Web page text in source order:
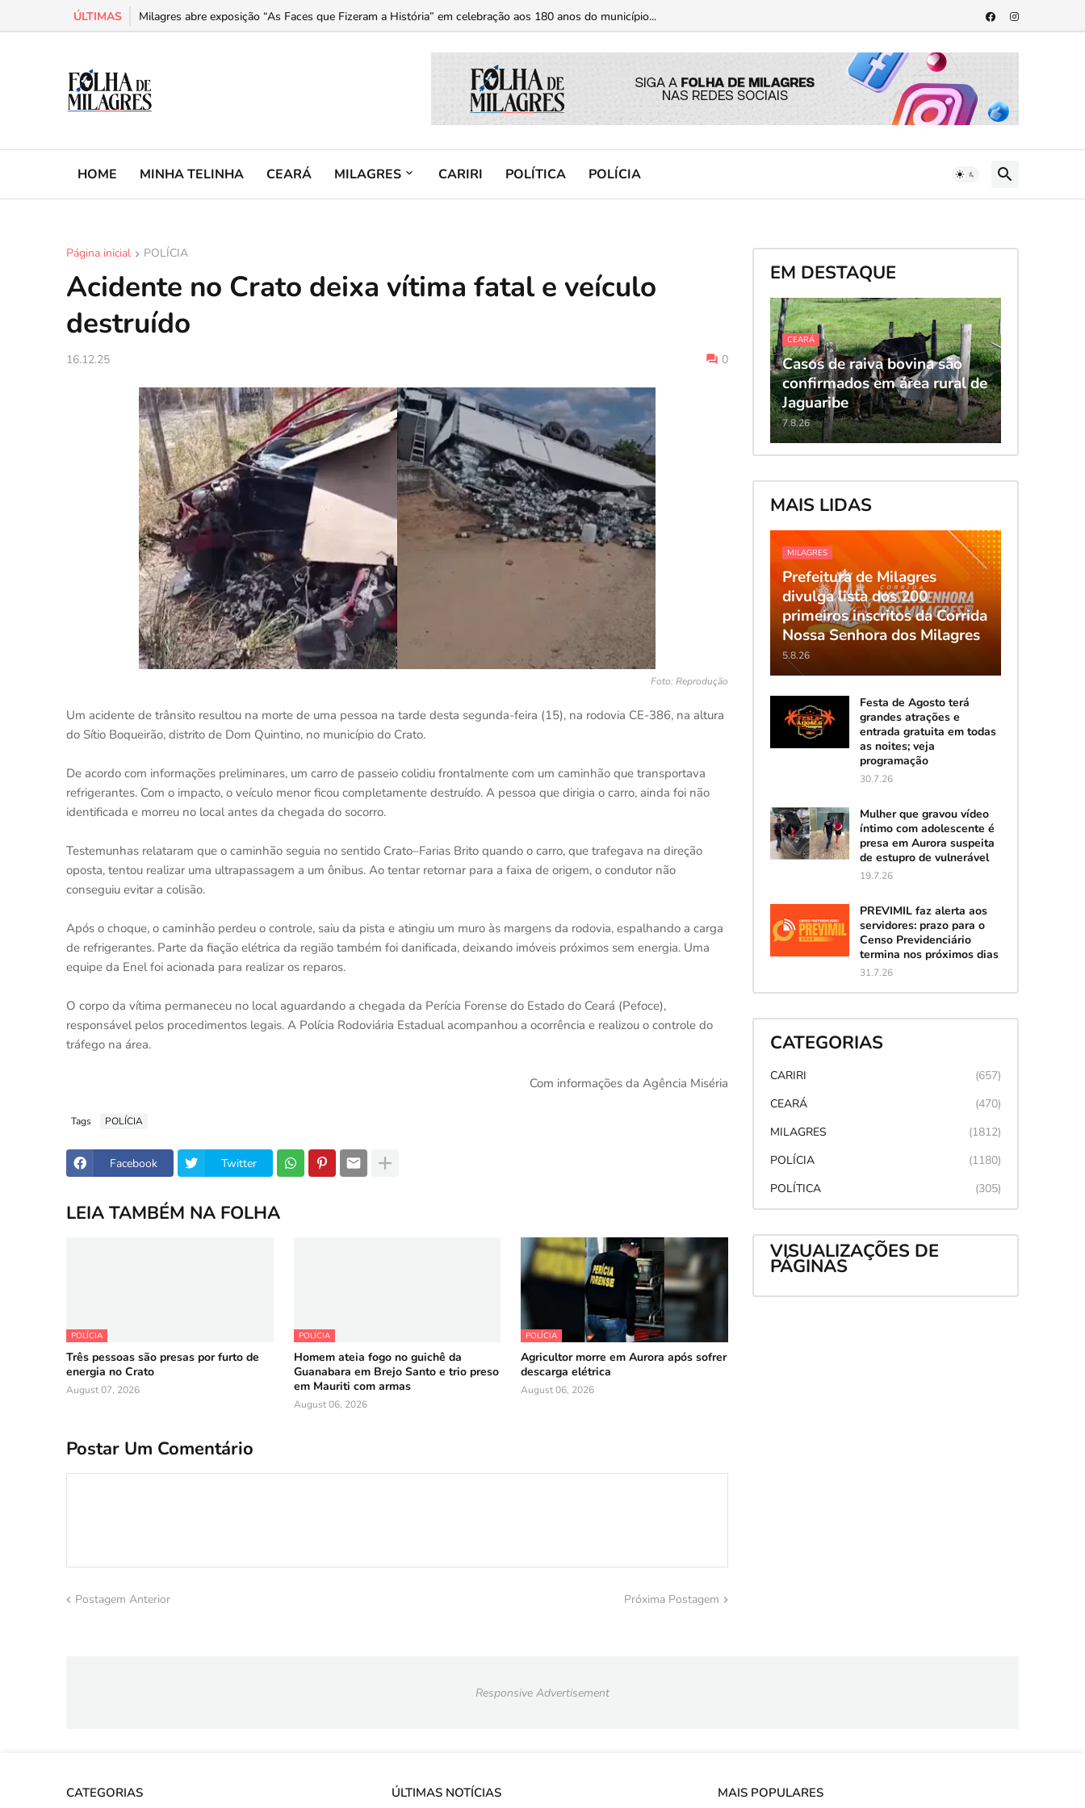
ÚLTIMAS Milagres abre exposição “As Faces que Fizeram a História” em celebração aos 180 anos do município...
HOME MINHA TELINHA CEARÁ MILAGRES CARIRI POLÍTICA POLÍCIA
Página inicial POLÍCIA
Acidente no Crato deixa vítima fatal e veículo
destruído
16.12.25 0
Foto: Reprodução
Um acidente de trânsito resultou na morte de uma pessoa na tarde desta segunda-feira (15), na rodovia CE-386, na altura
do Sítio Boqueirão, distrito de Dom Quintino, no município do Crato.
De acordo com informações preliminares, um carro de passeio colidiu frontalmente com um caminhão que transportava
refrigerantes. Com o impacto, o veículo menor ficou completamente destruído. A pessoa que dirigia o carro, ainda foi não
identificada e morreu no local antes da chegada do socorro.
Testemunhas relataram que o caminhão seguia no sentido Crato–Farias Brito quando o carro, que trafegava na direção
oposta, tentou realizar uma ultrapassagem a um ônibus. Ao tentar retornar para a faixa de origem, o condutor não
conseguiu evitar a colisão.
Após o choque, o caminhão perdeu o controle, saiu da pista e atingiu um muro às margens da rodovia, espalhando a carga
de refrigerantes. Parte da fiação elétrica da região também foi danificada, deixando imóveis próximos sem energia. Uma
equipe da Enel foi acionada para realizar os reparos.
O corpo da vítima permaneceu no local aguardando a chegada da Perícia Forense do Estado do Ceará (Pefoce),
responsável pelos procedimentos legais. A Polícia Rodoviária Estadual acompanhou a ocorrência e realizou o controle do
tráfego na área.
Com informações da Agência Miséria
Tags POLÍCIA
Facebook Twitter
LEIA TAMBÉM NA FOLHA
POLÍCIA
Três pessoas são presas por furto de
energia no Crato
August 07, 2026
POLÍCIA
Homem ateia fogo no guichê da
Guanabara em Brejo Santo e trio preso
em Mauriti com armas
August 06, 2026
POLÍCIA
Agricultor morre em Aurora após sofrer
descarga elétrica
August 06, 2026
Postar Um Comentário
Postagem Anterior Próxima Postagem
EM DESTAQUE
CEARÁ
Casos de raiva bovina são
confirmados em área rural de
Jaguaribe
7.8.26
MAIS LIDAS
MILAGRES
Prefeitura de Milagres
divulga lista dos 200
primeiros inscritos da Corrida
Nossa Senhora dos Milagres
5.8.26
Festa de Agosto terá
grandes atrações e
entrada gratuita em todas
as noites; veja
programação
30.7.26
Mulher que gravou vídeo
íntimo com adolescente é
presa em Aurora suspeita
de estupro de vulnerável
19.7.26
PREVIMIL faz alerta aos
servidores: prazo para o
Censo Previdenciário
termina nos próximos dias
31.7.26
CATEGORIAS
CARIRI
(657)
CEARÁ
(470)
MILAGRES
(1812)
POLÍCIA
(1180)
POLÍTICA
(305)
VISUALIZAÇÕES DE
PÁGINAS
Responsive Advertisement
CATEGORIAS ÚLTIMAS NOTÍCIAS MAIS POPULARES